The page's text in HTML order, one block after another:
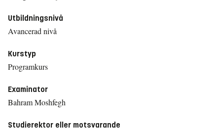
Utbildningsnivå
Avancerad nivå
Kurstyp
Programkurs
Examinator
Bahram Moshfegh
Studierektor eller motsvarande